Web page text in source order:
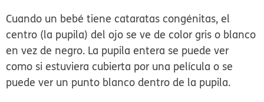
Cuando un bebé tiene cataratas congénitas, el
centro (la pupila) del ojo se ve de color gris o blanco
en vez de negro. La pupila entera se puede ver
como si estuviera cubierta por una película o se
puede ver un punto blanco dentro de la pupila.